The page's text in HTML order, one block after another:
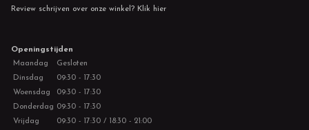
Review schrijven over onze winkel? Klik hier
Openingstijden
Maandag
Gesloten
Dinsdag
09:30 - 17:30
Woensdag
09:30 - 17:30
Donderdag 09:30 - 17:30
Vrijdag
09:30 - 17:30 / 18:30 - 21:00